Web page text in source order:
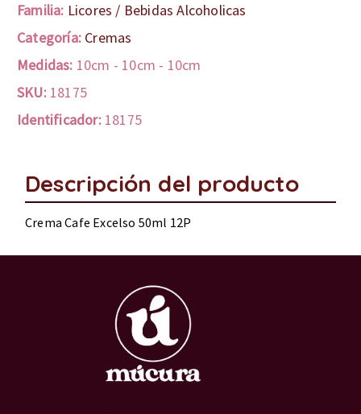
Familia: Licores / Bebidas Alcoholicas
Categoría: Cremas
Medidas: 10cm - 10cm - 10cm
SKU: 18175
Identificador: 18175
Descripción del producto
Crema Cafe Excelso 50ml 12P